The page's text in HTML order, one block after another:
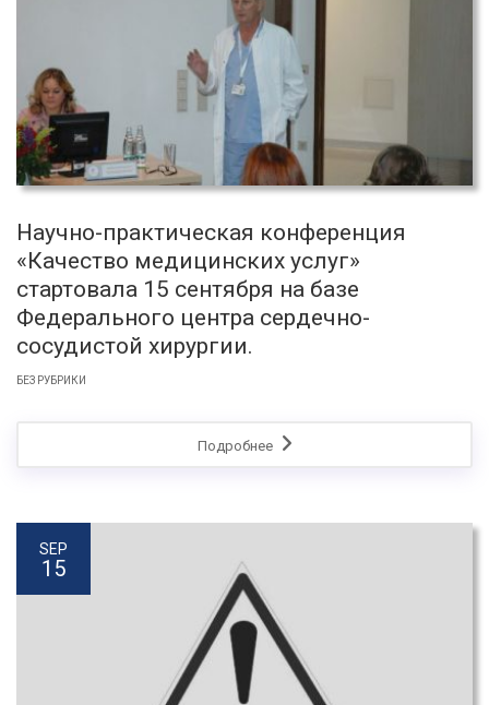
Научно-практическая конференция
«Качество медицинских услуг»
стартовала 15 сентября на базе
Федерального центра сердечно-
сосудистой хирургии.
БЕЗ РУБРИКИ
Подробнее
SEP
15